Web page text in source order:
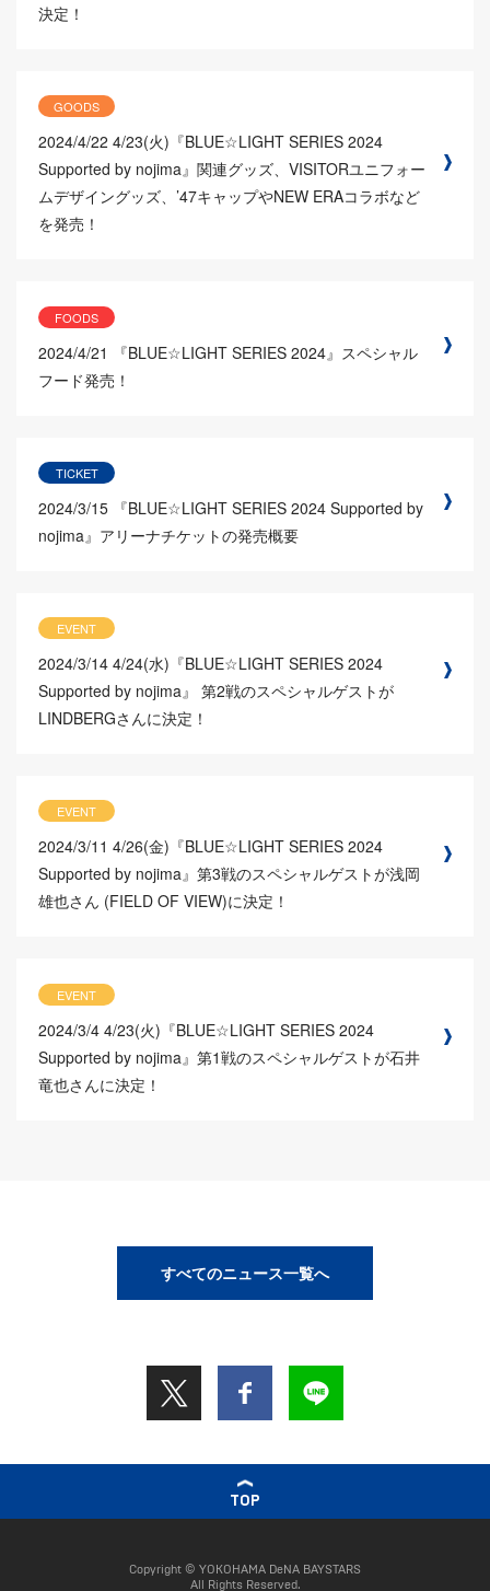
決定！
GOODS
2024/4/22 4/23(火)『BLUE☆LIGHT SERIES 2024
Supported by nojima』関連グッズ、VISITORユニフォー
ムデザイングッズ、’47キャップやNEW ERAコラボなど
を発売！
FOODS
2024/4/21
『BLUE☆LIGHT SERIES 2024』スペシャル
フード発売！
TICKET
2024/3/15 『BLUE☆LIGHT SERIES 2024 Supported by
nojima』アリーナチケットの発売概要
EVENT
2024/3/14 4/24(水)『BLUE☆LIGHT SERIES 2024
Supported by nojima』 第2戦のスペシャルゲストが
LINDBERGさんに決定！
EVENT
2024/3/11 4/26(金)『BLUE☆LIGHT SERIES 2024
Supported by nojima』第3戦のスペシャルゲストが浅岡
雄也さん (FIELD OF VIEW)に決定！
EVENT
2024/3/4 4/23(火)『BLUE☆LIGHT SERIES 2024
Supported by nojima』第1戦のスペシャルゲストが石井
竜也さんに決定！
すべてのニュース一覧へ
TOP
Copyright © YOKOHAMA DeNA BAYSTARS
All Rights Reserved.